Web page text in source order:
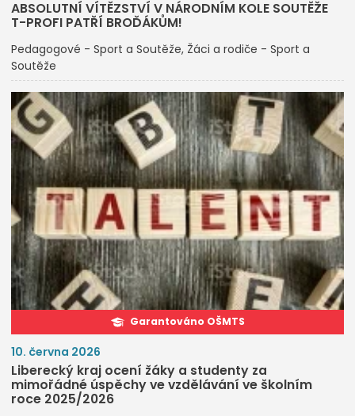
ABSOLUTNÍ VÍTĚZSTVÍ V NÁRODNÍM KOLE SOUTĚŽE
T-PROFI PATŘÍ BROĎÁKŮM!
Pedagogové - Sport a Soutěže Žáci a rodiče - Sport a
Soutěže
Garantováno OŠMTS
10. června 2026
Liberecký kraj ocení žáky a studenty za
mimořádné úspěchy ve vzdělávání ve školním
roce 2025/2026